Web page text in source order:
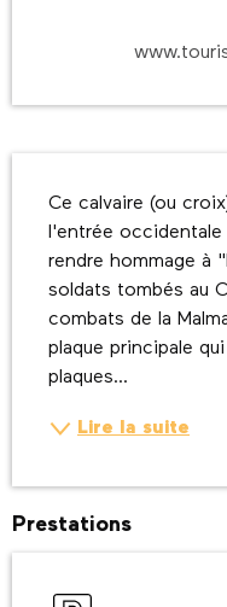
Ce calvaire (ou
l'entrée occidentale
rendre hommage à
soldats tombés au
combats de la
plaque principale
plaques...
Lire la suite
Prestations